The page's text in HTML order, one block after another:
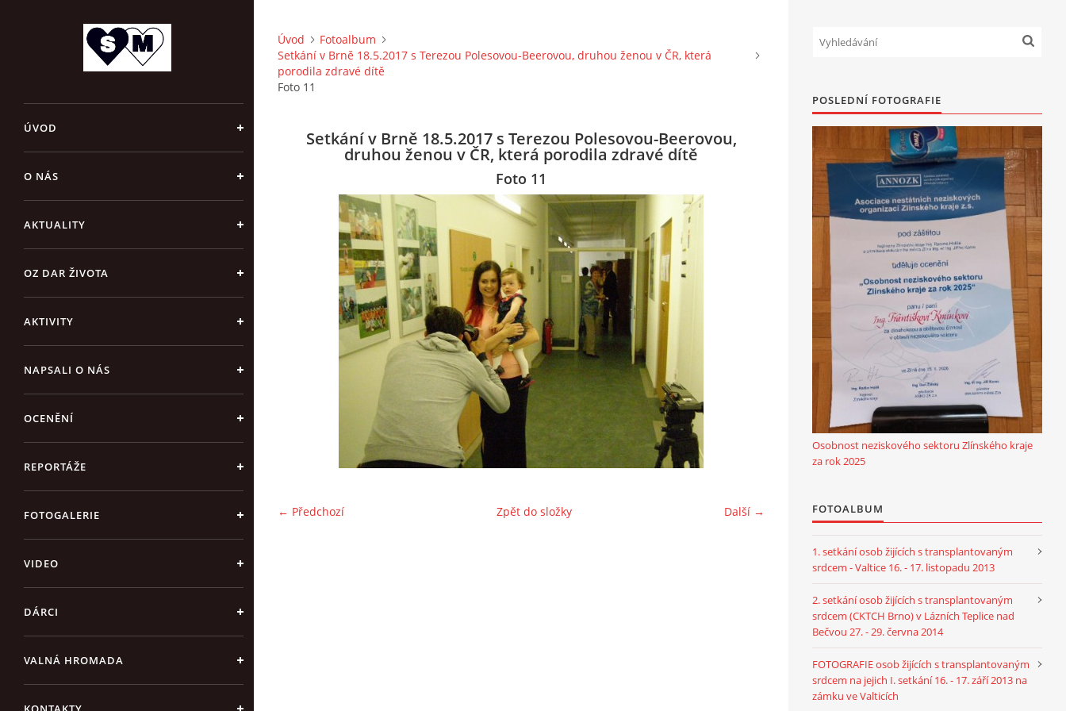
ÚVOD
O NÁS
AKTUALITY
OZ DAR ŽIVOTA
AKTIVITY
NAPSALI O NÁS
OCENĚNÍ
REPORTÁŽE
FOTOGALERIE
VIDEO
DÁRCI
VALNÁ HROMADA
Úvod
Fotoalbum
Setkání v Brně 18.5.2017 s Terezou Polesovou-Beerovou, druhou ženou v ČR, která
porodila zdravé dítě
Foto 11
Setkání v Brně 18.5.2017 s Terezou Polesovou-Beerovou,
druhou ženou v ČR, která porodila zdravé dítě
Foto 11
← Předchozí Další →
Zpět do složky
POSLEDNÍ FOTOGRAFIE
Osobnost neziskového sektoru Zlínského kraje
za rok 2025
FOTOALBUM
1. setkání osob žijících s transplantovaným
srdcem - Valtice 16. - 17. listopadu 2013
2. setkání osob žijících s transplantovaným
srdcem (CKTCH Brno) v Lázních Teplice nad
Bečvou 27. - 29. června 2014
FOTOGRAFIE osob žijících s transplantovaným
srdcem na jejich I. setkání 16. - 17. září 2013 na
zámku ve Valticích